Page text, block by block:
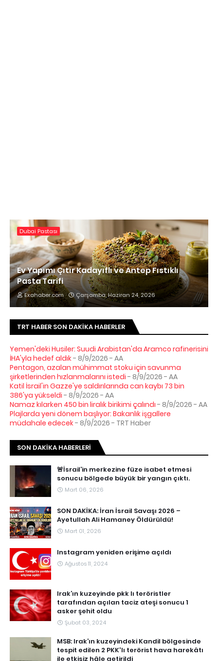
Dubai Pastası
Ev Yapımı Çıtır Kadayıflı ve Antep Fıstıklı
Pasta Tarifi
Exahaber.com Çarşamba, Haziran 24, 2026
TRT HABER SON DAKIKA HABERLER
Yemen'deki Husiler: Suudi Arabistan'da Aramco rafinerisini
İHA'yla hedef aldık- 8/9/2026 - AA
Pentagon, azalan mühimmat stoku için savunma
şirketlerinden hızlanmalarını istedi - 8/9/2026 - AA
Katil İsrail'in Gazze'ye saldırılarında can kaybı 73 bin
386'ya yükseldi - 8/9/2026 - AA
Namaz kılarken 450 bin liralık birikimi çalındı - 8/9/2026 - AA
Plajlarda yeni dönem başlıyor: Bakanlık işgallere
müdahale edecek- 8/9/2026 - TRT Haber
SON DAKIKA HABERLERI
🚨İsrail’in merkezine füze isabet etmesi
sonucu bölgede büyük bir yangın çıktı.
Mart 06, 2026
SON DAKİKA: İran İsrail Savaşı 2026 –
Ayetullah Ali Hamaney Öldürüldü!
Mart 01, 2026
Instagram yeniden erişime açıldı
Ağustos 11, 2024
Irak’ın kuzeyinde pkk lı teröristler
tarafından açılan taciz ateşi sonucu 1
asker şehit oldu
Şubat 03, 2024
MSB: Irak’ın kuzeyindeki Kandil bölgesinde
tespit edilen 2 PKK'lı terörist hava harekâtı
ile etkisiz hâle getirildi